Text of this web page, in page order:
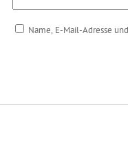
Name, E-Mail-Adresse